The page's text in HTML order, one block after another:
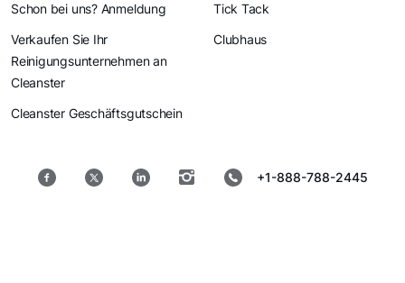
Schon bei uns? Anmeldung
Verkaufen Sie Ihr
Reinigungsunternehmen an
Cleanster
Cleanster Geschäftsgutschein
Tick Tack
Clubhaus
+1-888-788-2445